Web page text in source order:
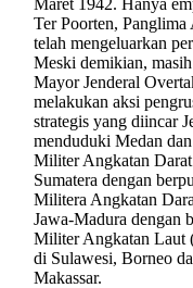
Ter Poorten,
telah mengeluarkan
Meski demikian,
Mayor Jenderal
melakukan aksi
strategis yang diincar
menduduki Medan
Militer Angkatan
Sumatera dengan
Militera Angkatan
Jawa-Madura dengan
Militer Angkatan Laut
di Sulawesi, Borneo
Makassar.